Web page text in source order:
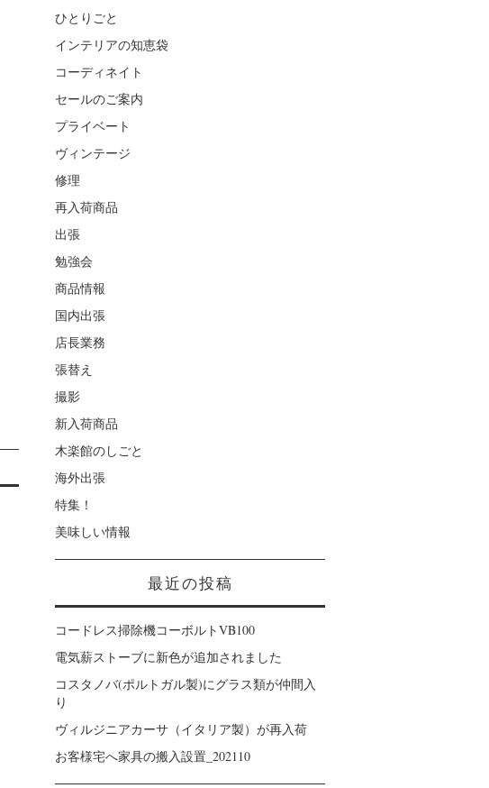
ひとりごと
インテリアの知恵袋
コーディネイト
セールのご案内
プライベート
ヴィンテージ
修理
再入荷商品
出張
勉強会
商品情報
国内出張
店長業務
張替え
撮影
新入荷商品
木楽館のしごと
海外出張
特集！
美味しい情報
最近の投稿
コードレス掃除機コーボルトVB100
電気薪ストーブに新色が追加されました
コスタノバ(ポルトガル製)にグラス類が仲間入
り
ヴィルジニアカーサ（イタリア製）が再入荷
お客様宅へ家具の搬入設置_202110